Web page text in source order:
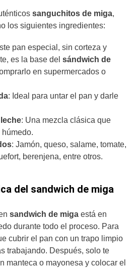
sanguchitos de miga,
los siguientes ingredientes:
pan especial, sin corteza y
es la base del sándwich de
en supermercados o
: Ideal para untar el pan y darle
: Una mezcla clásica que
: Jamón, queso, salame, tomate,
berenjena, entre otros.
del sandwich de miga
sandwich de miga está en
durante todo el proceso. Para
cubrir el pan con un trapo limpio
trabajando. Después, solo te
manteca o mayonesa y colocar el